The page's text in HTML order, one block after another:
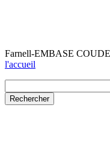
Farnell-EMBASE
l'accueil